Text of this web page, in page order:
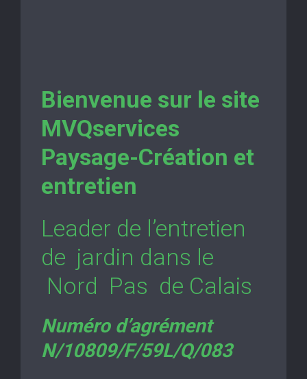
Bienvenue sur le site
MVQservices
Paysage-Création et
entretien
Leader de l’entretien
de jardin dans le
Nord Pas de Calais
Numéro d’agrément
N/10809/F/59L/Q/083